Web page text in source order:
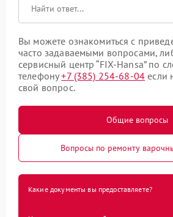
Вы можете ознакомиться с
часто задаваемыми вопросами,
сервисный центр “FIX-Hansa” по
телефону+7 (385) 254-68-04 если
свой вопрос.
Общие вопросы
Вопросы по ремонту
Какие документы вы предоставляете?